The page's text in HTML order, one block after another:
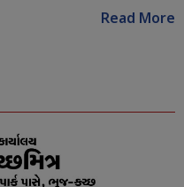
Read More